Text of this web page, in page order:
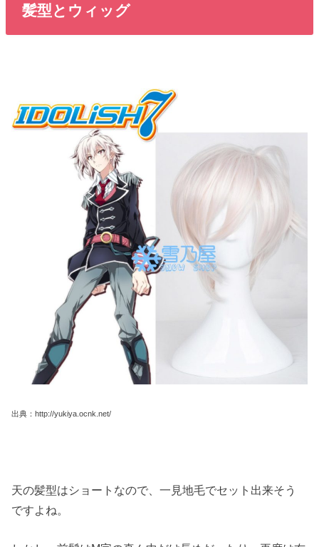
髪型とウィッグ
出典：http://yukiya.ocnk.net/
天の髪型はショートなので、一見地毛でセット出来そう
ですよね。